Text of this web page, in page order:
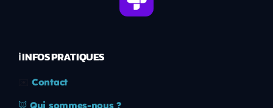
ℹ️ INFOS PRATIQUES
Contact
🦊 Qui sommes-nous ?